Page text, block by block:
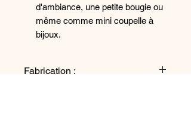
d'ambiance, une petite bougie ou
même comme mini coupelle à
bijoux.
Fabrication :